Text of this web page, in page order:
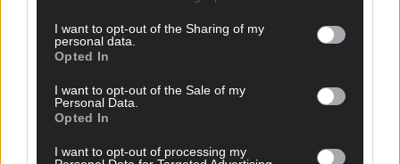
I want to opt-out of the Sharing of my
personal data.
Opted In
I want to opt-out of the Sale of my
Personal Data.
Opted In
I want to opt-out of processing my
DIREKT ZUM THEMA
Politik & Co
Money Matters
Brainpower